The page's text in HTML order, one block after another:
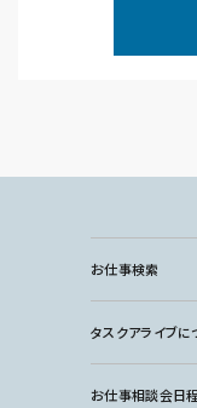
お仕事検索
タスクアライブに
お仕事相談会日